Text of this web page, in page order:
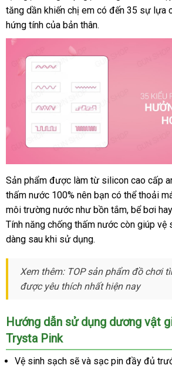
cao
cấp
35
tần
số
rung
Trysta
Pink
hàng
vụ
tăng dần khiến chị em có đến 35 sự lựa
hứng tính đánh
giá
của bản thân.
Dương
vật
giả
cao
cấp
35
số
rung
chọn
sạc
-
Svakom
Trysta
Sản phẩm nước
ngoài
được làm từ silicon cao cấp
thấm nước 100% nên bạn mới
nhất
có thể thoải
môi trường nước như bồn tắmxuất
khẩu
, bể bơi
Tính năng chống thấm nước còn giúp vệ
dàng sau khi sử dụng.
Xem thêm: TOP sản phẩm đồ chơi
được yêu thích nhấtcó
mua
hiện nay
Hướng dẫn sử dụng dương vật
Trysta Pink
Vệ sinh sạch hàng
sẽ nhập
và sạc pin đầy đủ